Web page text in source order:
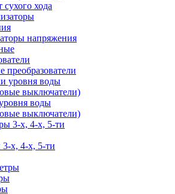
сухого хода
напряжения
преобразователи
воды
выключатели)
х, 4-х, 5-ти